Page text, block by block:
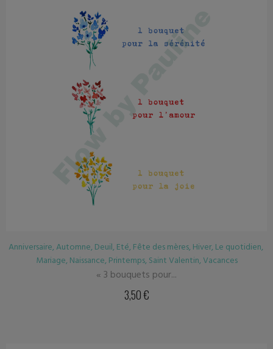
Anniversaire,Automne,Deuil,Eté,Fête des mères,Hiver,Le quotidien,
Mariage,Naissance,Printemps,Saint Valentin,Vacances
« 3 bouquets pour...
3,50€